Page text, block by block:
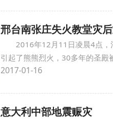
邢台南张庄失火教堂灾
2016年12月11日凌晨4点，
引起了熊熊烈火，30多年的圣殿
2017-01-16
意大利中部地震赈灾